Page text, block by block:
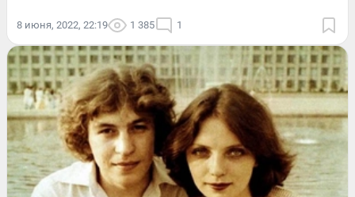
8 июня, 2022, 22:19 1 385 1